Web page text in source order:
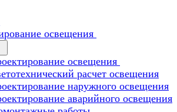
освещения
освещения
расчет освещения
наружного освещения
аварийного освещения